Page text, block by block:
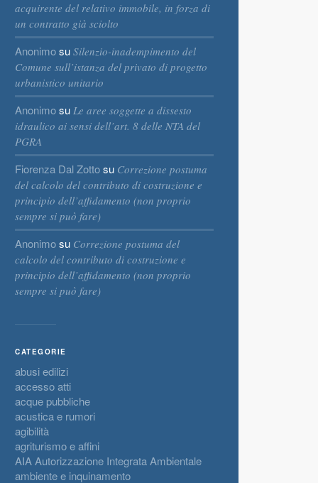
acquirente del relativo immobile, in forza di
un contratto già sciolto
Anonimosu Silenzio-inadempimento del
Comune sull’istanza del privato di progetto
urbanistico unitario
Anonimosu Le aree soggette a dissesto
idraulico ai sensi dell’art. 8 delle NTA del
PGRA
Fiorenza Dal Zottosu Correzione postuma
del calcolo del contributo di costruzione e
principio dell’affidamento (non proprio
sempre si può fare)
Anonimosu Correzione postuma del
calcolo del contributo di costruzione e
principio dell’affidamento (non proprio
sempre si può fare)
CATEGORIE
abusi edilizi
accesso atti
acque pubbliche
acustica e rumori
agibilità
agriturismo e affini
AIA Autorizzazione Integrata Ambientale
ambiente e inquinamento